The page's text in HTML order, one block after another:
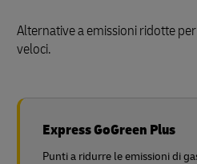
Alternative a emissioni ridotte
veloci.
Express GoGreen Plus
Punti a ridurre le emissioni di